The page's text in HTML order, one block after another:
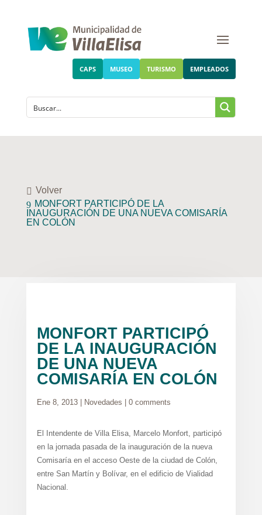
CAPS MUSEO TURISMO EMPLEADOS
Volver
MONFORT PARTICIPÓ DE LA
INAUGURACIÓN DE UNA NUEVA COMISARÍA
EN COLÓN
MONFORT PARTICIPÓ
DE LA INAUGURACIÓN
DE UNA NUEVA
COMISARÍA EN COLÓN
Ene 8, 2013| Novedades 0 comments
El Intendente de Villa Elisa, Marcelo Monfort, participó
en la jornada pasada de la inauguración de la nueva
Comisaría en el acceso Oeste de la ciudad de Colón,
entre San Martín y Bolívar, en el edificio de Vialidad
Nacional.